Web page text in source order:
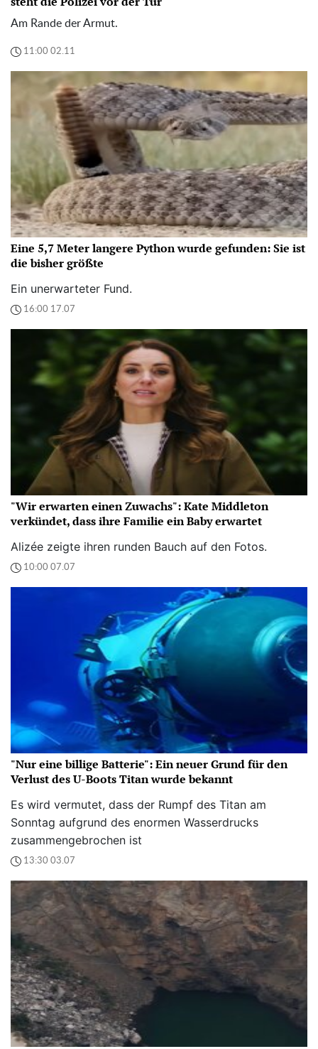
Am Rande der Armut.
11:00 02.11
Eine 5,7 Meter langere Python wurde gefunden: Sie ist
die bisher größte
Ein unerwarteter Fund.
16:00 17.07
"Wir erwarten einen Zuwachs": Kate Middleton
verkündet, dass ihre Familie ein Baby erwartet
Alizée zeigte ihren runden Bauch auf den Fotos.
10:00 07.07
"Nur eine billige Batterie": Ein neuer Grund für den
Verlust des U-Boots Titan wurde bekannt
Es wird vermutet, dass der Rumpf des Titan am
Sonntag aufgrund des enormen Wasserdrucks
zusammengebrochen ist
13:30 03.07